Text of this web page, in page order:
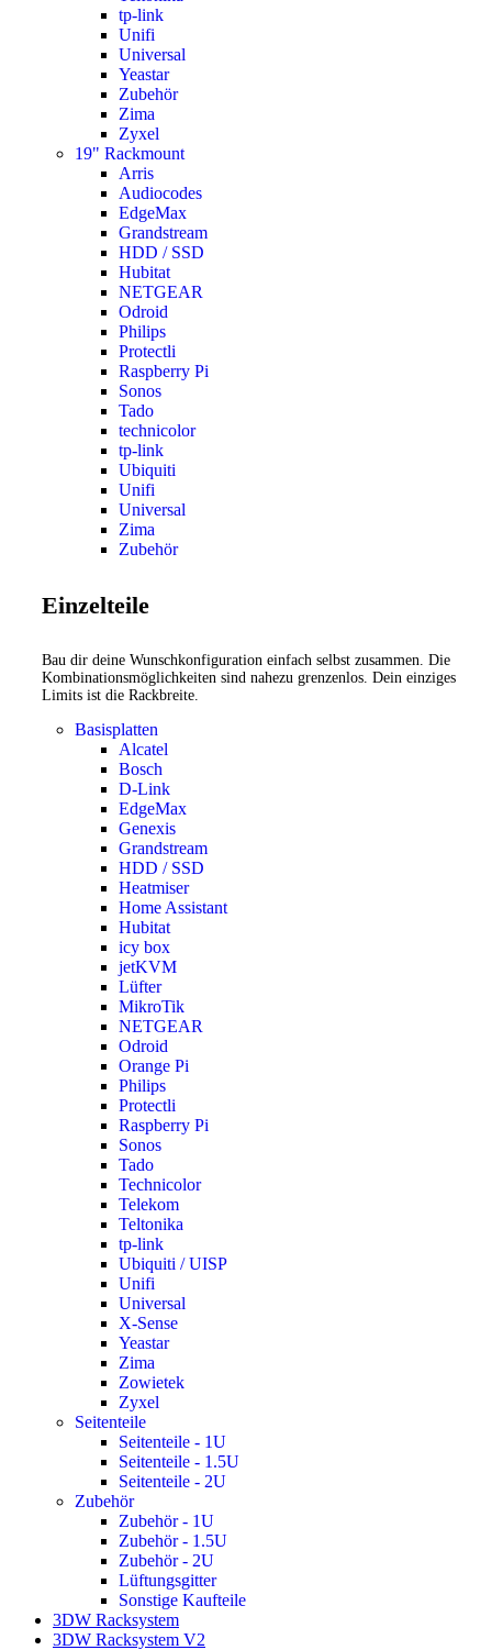
tp-link
Unifi
Universal
Yeastar
Zubehör
Zima
Zyxel
19" Rackmount
Arris
Audiocodes
EdgeMax
Grandstream
HDD / SSD
Hubitat
NETGEAR
Odroid
Philips
Protectli
Raspberry Pi
Sonos
Tado
technicolor
tp-link
Ubiquiti
Unifi
Universal
Zima
Zubehör
Einzelteile
Bau dir deine Wunschkonfiguration einfach selbst zusammen. Die
Kombinationsmöglichkeiten sind nahezu grenzenlos. Dein einziges
Limits ist die Rackbreite.
Basisplatten
Alcatel
Bosch
D-Link
EdgeMax
Genexis
Grandstream
HDD / SSD
Heatmiser
Home Assistant
Hubitat
icy box
jetKVM
Lüfter
MikroTik
NETGEAR
Odroid
Orange Pi
Philips
Protectli
Raspberry Pi
Sonos
Tado
Technicolor
Telekom
Teltonika
tp-link
Ubiquiti / UISP
Unifi
Universal
X-Sense
Yeastar
Zima
Zowietek
Zyxel
Seitenteile
Seitenteile - 1U
Seitenteile - 1.5U
Seitenteile - 2U
Zubehör
Zubehör - 1U
Zubehör - 1.5U
Zubehör - 2U
Lüftungsgitter
Sonstige Kaufteile
3DW Racksystem
3DW Racksystem V2